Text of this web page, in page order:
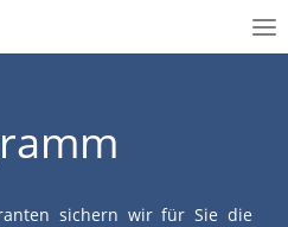
sichern wir für Sie die